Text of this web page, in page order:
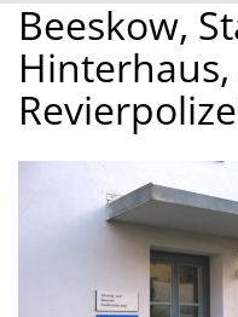
Beeskow,